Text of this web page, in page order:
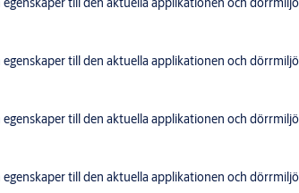
till den aktuella applikationen och
till den aktuella applikationen och
till den aktuella applikationen och